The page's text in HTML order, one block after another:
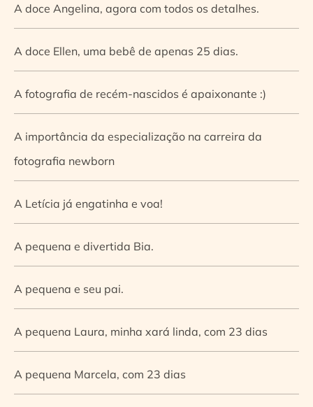
A doce Angelina, agora com todos os detalhes.
A doce Ellen, uma bebê de apenas 25 dias.
A fotografia de recém-nascidos é apaixonante :)
A importância da especialização na carreira da
fotografia newborn
A Letícia já engatinha e voa!
A pequena e divertida Bia.
A pequena e seu pai.
A pequena Laura, minha xará linda, com 23 dias
A pequena Marcela, com 23 dias